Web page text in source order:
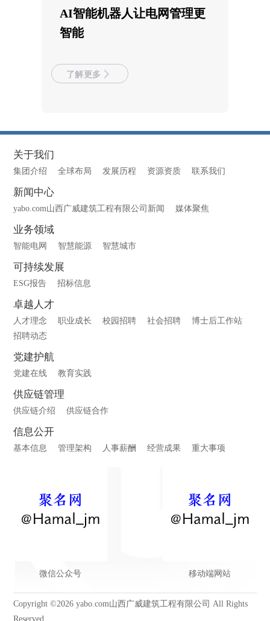
AI智能机器人让电网管理更
智能
了解更多
关于我们
集团介绍 全球布局 发展历程 资源资质 联系我们
新闻中心
yabo.com山西广威建筑工程有限公司新闻 媒体聚焦
业务领域
智能电网 智慧能源 智慧城市
可持续发展
ESG报告 招标信息
卓越人才
人才理念 职业成长 校园招聘 社会招聘
博士后工作站
招聘动态
党建护航
党建在线 教育实践
供应链管理
供应链介绍 供应链合作
信息公开
基本信息 管理架构 人事薪酬 经营成果 重大事项
微信公众号 移动端网站
Copyright ©2026 yabo.com山西广威建筑工程有限公司 All Rights
Reserved